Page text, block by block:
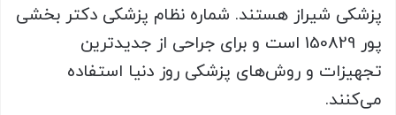
پزشکی شیراز هستند. شماره نظام پزشکی دکتر بخشی
پور 150829 است و برای جراحی از جدیدترین
تجهیزات و روش‌های پزشکی روز دنیا استفاده
می‌کنند.